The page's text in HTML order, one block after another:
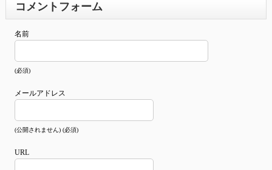
コメントフォーム
名前
(必須)
メールアドレス
(公開されません) (必須)
URL